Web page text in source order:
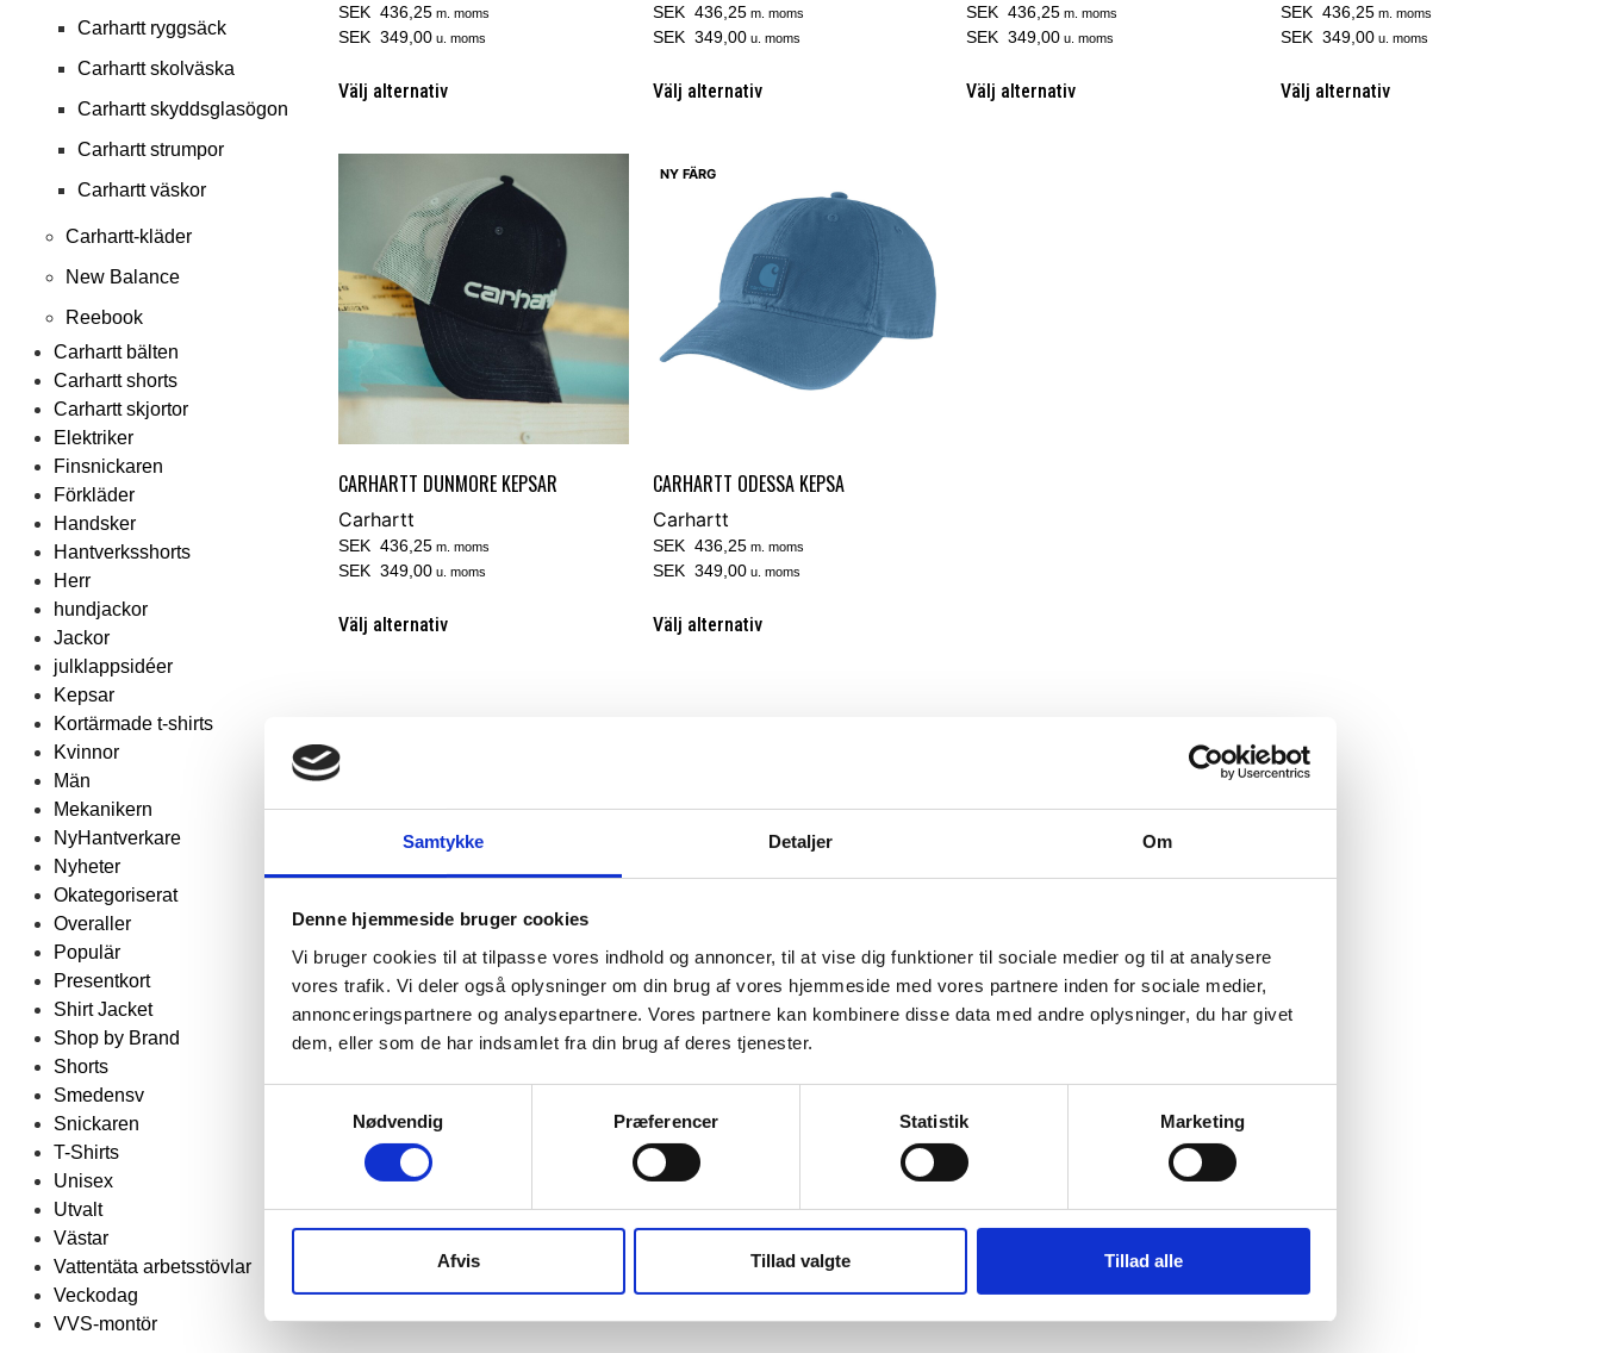
Samtykke Detaljer Om
Denne hjemmeside bruger cookies
Vi bruger cookies til at tilpasse vores indhold og annoncer, til at vise dig funktioner til sociale medier og til at analysere
vores trafik. Vi deler også oplysninger om din brug af vores hjemmeside med vores partnere inden for sociale medier,
annonceringspartnere og analysepartnere. Vores partnere kan kombinere disse data med andre oplysninger, du har givet
dem, eller som de har indsamlet fra din brug af deres tjenester.
Nødvendig
Præferencer Statistik Marketing
Afvis Tillad valgte Tillad alle
Carhartt ryggsäck
Carhartt skolväska
Carhartt skyddsglasögon
Carhartt strumpor
Carhartt väskor
Carhartt-kläder
New Balance
Reebook
Carhartt bälten
Carhartt shorts
Carhartt skjortor
Elektriker
Finsnickaren
Förkläder
Handsker
Hantverksshorts
Herr
hundjackor
Jackor
julklappsidéer
Kepsar
Kortärmade t-shirts
Kvinnor
Män
Mekanikern
NyHantverkare
Nyheter
Okategoriserat
Overaller
Populär
Presentkort
Shirt Jacket
Shop by Brand
Shorts
Smedensv
Snickaren
T-Shirts
Unisex
Utvalt
Västar
Vattentäta arbetsstövlar
Veckodag
VVS-montör
SEK 436,25m. moms
SEK 349,00u. moms
Välj alternativ
SEK 436,25m. moms
SEK 349,00u. moms
Välj alternativ
SEK 436,25 m. moms
SEK 349,00 u. moms
Välj alternativ
SEK 436,25 m. moms
SEK 349,00 u. moms
Välj alternativ
CARHARTT DUNMORE KEPSAR
Carhartt
SEK 436,25m. moms
SEK 349,00u. moms
Välj alternativ
NY FÄRG
CARHARTT ODESSA KEPSA
Carhartt
SEK 436,25m. moms
SEK 349,00u. moms
Välj alternativ